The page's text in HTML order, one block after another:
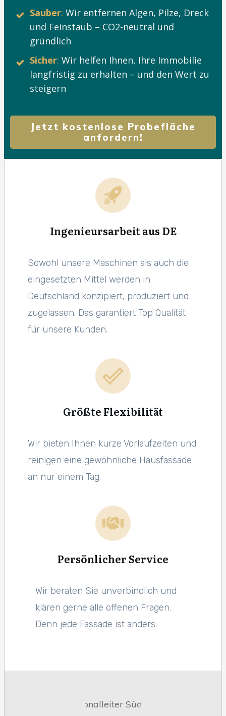
Sauber: Wir entfernen Algen, Pilze, Dreck
und Feinstaub – CO2-neutral und
gründlich
Sicher: Wir helfen Ihnen, Ihre Immobilie
langfristig zu erhalten – und den Wert zu
steigern
Jetzt kostenlose Probefläche
anfordern!
Ingenieursarbeit aus DE
Sowohl unsere Maschinen als auch die
eingesetzten Mittel werden in
Deutschland konzipiert, produziert und
zugelassen. Das garantiert Top Qualität
für unsere Kunden.
Größte Flexibilität
Wir bieten Ihnen kurze Vorlaufzeiten und
reinigen eine gewöhnliche Hausfassade
an nur einem Tag.
Persönlicher Service
Wir beraten Sie unverbindlich und
klären gerne alle offenen Fragen.
Denn jede Fassade ist anders.